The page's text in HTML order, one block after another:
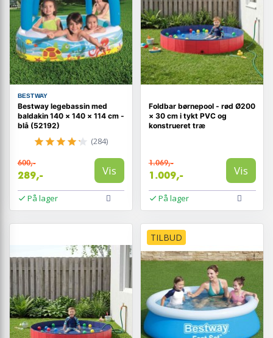
BESTWAY
Bestway legebassin med
baldakin 140 × 140 × 114 cm -
blå (52192)
(284)
600,-
289,- Vis
På lager
Foldbar børnepool - rød Ø200
× 30 cm i tykt PVC og
konstrueret træ
1.069,-
1.009,- Vis
På lager
TILBUD